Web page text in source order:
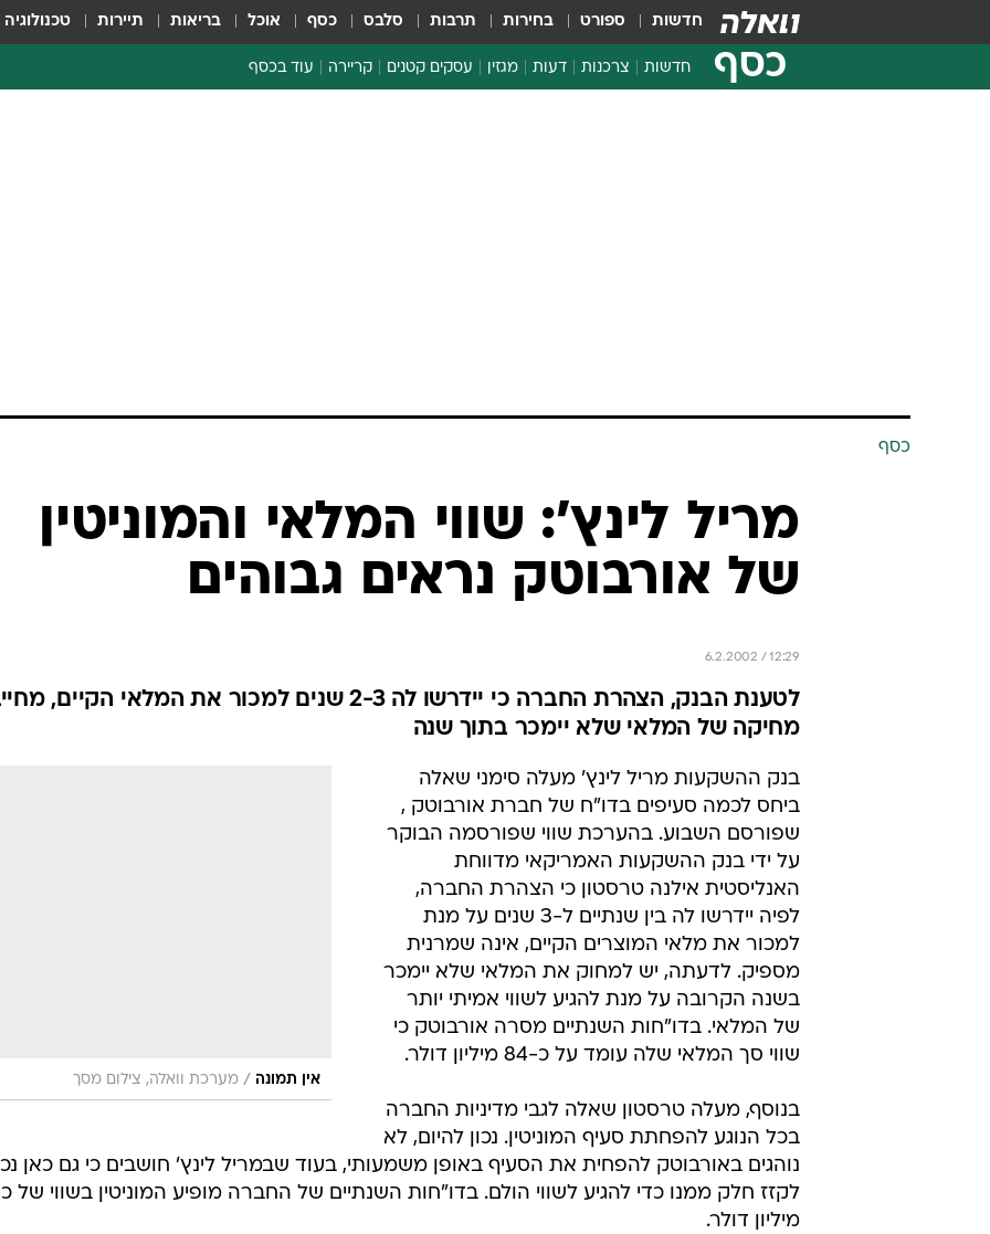
חדשות ספורט בחירות תרבות סלבס כסף אוכל בריאות תיירות טכנולוגיה
כסף חדשות צרכנות דעות מגזין עסקים קטנים קריירה עוד בכסף
כסף
מריל לינץ': שווי המלאי והמוניטין
של אורבוטק נראים גבוהים
6.2.2002 / 12:29
לטענת הבנק, הצהרת החברה כי יידרשו לה 2-3 שנים למכור את המלאי הקיים,
מחיקה של המלאי שלא יימכר בתוך שנה
אין תמונה / מערכת וואלה, צילום מסך
בנק ההשקעות מריל לינץ' מעלה סימני שאלה
ביחס לכמה סעיפים בדו"ח של חברת אורבוטק ,
שפורסם השבוע. בהערכת שווי שפורסמה הבוקר
על ידי בנק ההשקעות האמריקאי מדווחת
האנליסטית אילנה טרסטון כי הצהרת החברה,
לפיה יידרשו לה בין שנתיים ל-3 שנים על מנת
למכור את מלאי המוצרים הקיים, אינה שמרנית
מספיק. לדעתה, יש למחוק את המלאי שלא יימכר
בשנה הקרובה על מנת להגיע לשווי אמיתי יותר
של המלאי. בדו"חות השנתיים מסרה אורבוטק כי
שווי סך המלאי שלה עומד על כ-84 מיליון דולר.
בנוסף, מעלה טרסטון שאלה לגבי מדיניות החברה
בכל הנוגע להפחתת סעיף המוניטין. נכון להיום, לא
נוהגים באורבוטק להפחית את הסעיף באופן משמעותי, בעוד שבמריל לינץ' חושבים כי גם כאן
מיליון דולר.